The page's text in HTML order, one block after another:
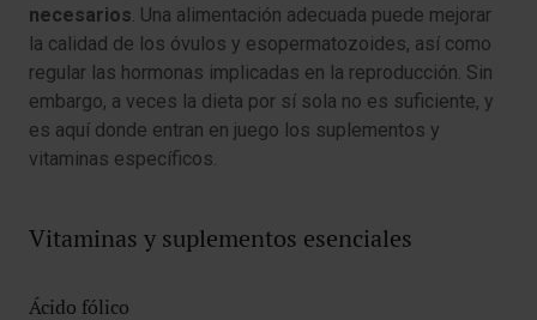
necesarios. Una alimentación adecuada puede mejorar
la calidad de los óvulos y esopermatozoides, así como
regular las hormonas implicadas en la reproducción. Sin
embargo, a veces la dieta por sí sola no es suficiente, y
es aquí donde entran en juego los suplementos y
vitaminas específicos.
Vitaminas y suplementos esenciales
Ácido fólico